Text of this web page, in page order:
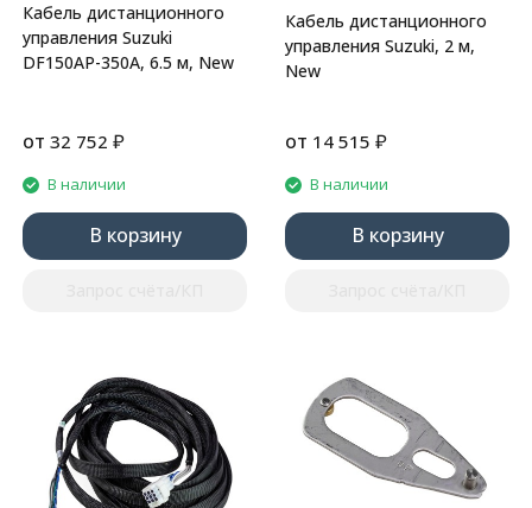
Кабель дистанционного
управления Suzuki
DF150AP-350A, 6.5 м, New
от 32 752 ₽
В наличии
В корзину
Кабель дистанционного
управления Suzuki, 2 м,
New
от 14 515 ₽
В наличии
В корзину